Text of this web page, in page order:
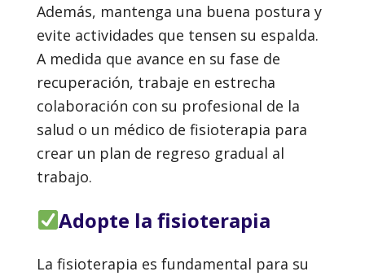
Además, mantenga una buena postura y
evite actividades que tensen su espalda.
A medida que avance en su fase de
recuperación, trabaje en estrecha
colaboración con su profesional de la
salud o un médico de fisioterapia para
crear un plan de regreso gradual al
trabajo.
Adopte la fisioterapia
La fisioterapia es fundamental para su